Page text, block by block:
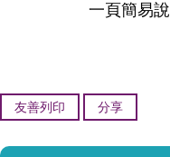
一頁簡易
友善列印 分享